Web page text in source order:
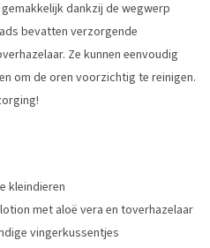
dankzij de wegwerp
bevatten verzorgende
Ze kunnen eenvoudig
om de oren voorzichtig te reinigen.
kleindieren
met aloë vera en toverhazelaar
vingerkussentjes